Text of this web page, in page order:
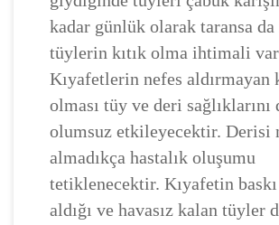
kadar günlük olarak taransa da
tüylerin kıtık olma ihtimali
Kıyafetlerin nefes aldırmayan
olması tüy ve deri sağlıklarını
olumsuz etkileyecektir. Derisi
almadıkça hastalık oluşumu
tetiklenecektir. Kıyafetin baskı
aldığı ve havasız kalan tüyler